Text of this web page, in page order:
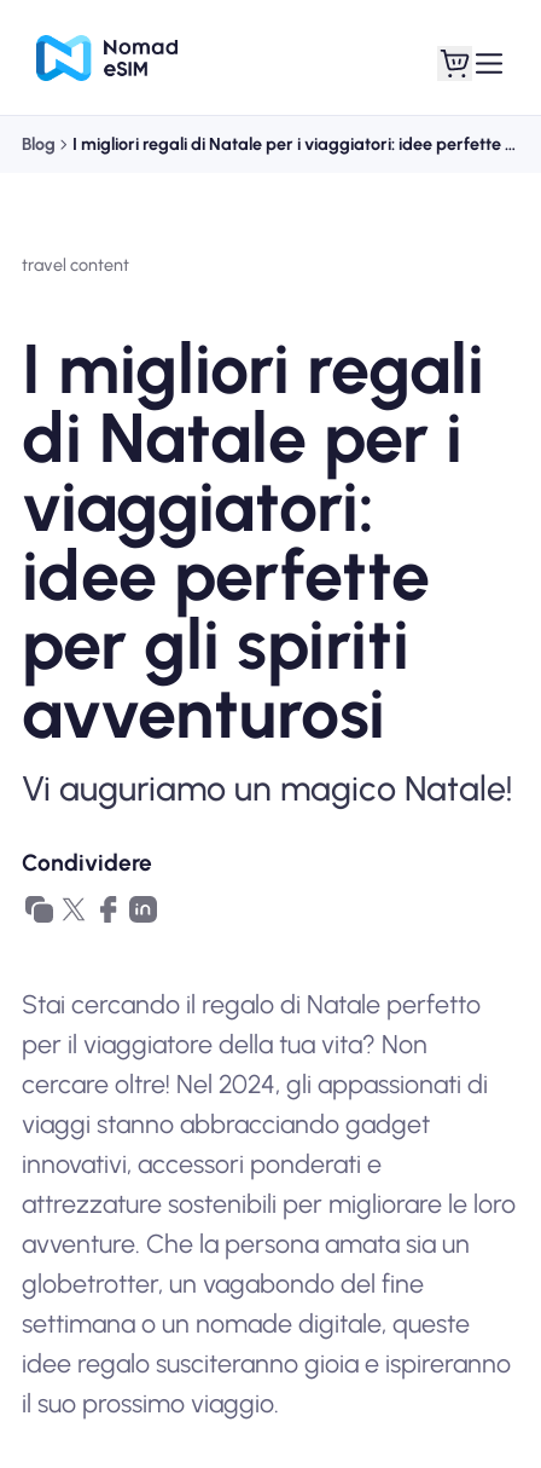
Informazioni sull'eSIM
Perché l'eSIM Nomad
Utilizzando una eSIM
Per affari
Blog I migliori regali di Natale per i viaggiatori: idee perfette per gli spiriti avventurosi
travel content
I migliori regali
di Natale per i
viaggiatori:
idee perfette
per gli spiriti
avventurosi
Vi auguriamo un magico Natale!
Condividere
Stai cercando il regalo di Natale perfetto
per il viaggiatore della tua vita? Non
cercare oltre! Nel 2024, gli appassionati di
viaggi stanno abbracciando gadget
innovativi, accessori ponderati e
attrezzature sostenibili per migliorare le loro
avventure. Che la persona amata sia un
globetrotter, un vagabondo del fine
settimana o un nomade digitale, queste
idee regalo susciteranno gioia e ispireranno
il suo prossimo viaggio.